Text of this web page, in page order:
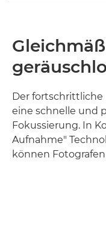
Der fortschrittliche
eine schnelle und
Fokussierung. In
Aufnahme"
können